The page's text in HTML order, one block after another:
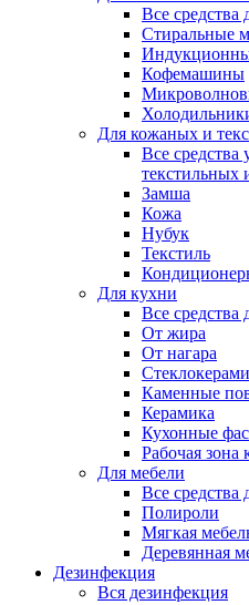
Все средства
Стиральные
Кофемашины
Для кожаных и
Все средства
текстильных
Замша
Кожа
Нубук
Текстиль
Для кухни
Все средства
От жира
От нагара
Каменные
Керамика
Кухонные
Рабочая зона
Для мебели
Все средства
Полироли
Мягкая
Деревянная
Дезинфекция
Вся дезинфекция